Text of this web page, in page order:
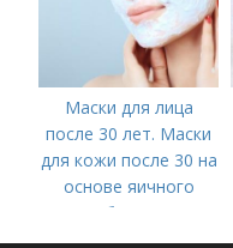
Маски для лица
после 30 лет. Маски
для кожи после 30 на
основе яичного
белка